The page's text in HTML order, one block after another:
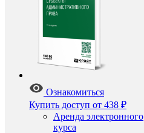
Ознакомиться
Купить доступ от 438 ₽
Аренда электронного
курса